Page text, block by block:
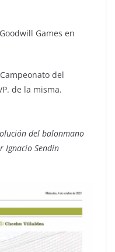
Games en
del
de la misma.
del balonmano
Ignacio Sendín